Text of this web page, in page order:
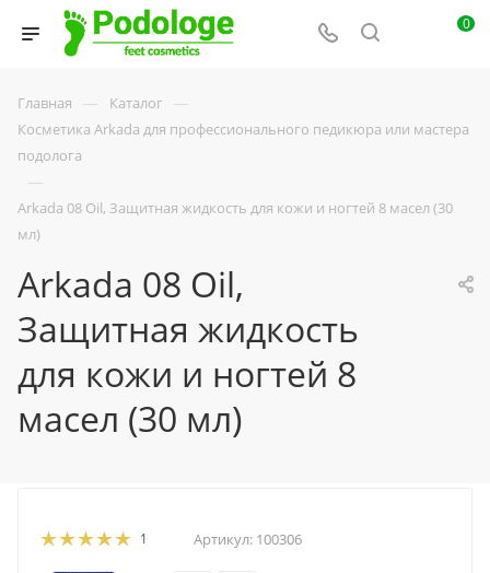
0
Главная — Каталог —
Косметика Arkada для профессионального педикюра или мастера
подолога
—
Arkada 08 Oil, Защитная жидкость для кожи и ногтей 8 масел (30
мл)
Arkada 08 Oil,
Защитная жидкость
для кожи и ногтей 8
масел (30 мл)
1 Артикул: 100306